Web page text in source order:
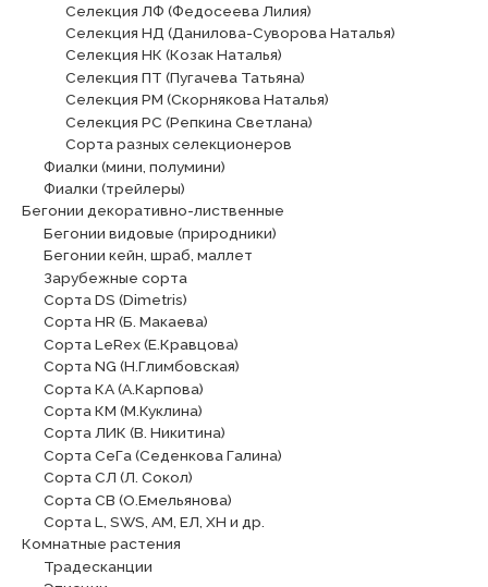
Селекция ЛФ (Федосеева Лилия)
Селекция НД (Данилова-Суворова Наталья)
Селекция НК (Козак Наталья)
Селекция ПТ (Пугачева Татьяна)
Селекция РМ (Скорнякова Наталья)
Селекция РС (Репкина Светлана)
Сорта разных селекционеров
Фиалки (мини, полумини)
Фиалки (трейлеры)
Бегонии декоративно-лиственные
Бегонии видовые (природники)
Бегонии кейн, шраб, маллет
Зарубежные сорта
Сорта DS (Dimetris)
Сорта HR (Б. Макаева)
Сорта LeRex (Е.Кравцова)
Сорта NG (Н.Глимбовская)
Сорта КА (А.Карпова)
Сорта КМ (М.Куклина)
Сорта ЛИК (В. Никитина)
Сорта СеГа (Седенкова Галина)
Сорта СЛ (Л. Сокол)
Сорта СВ (О.Емельянова)
Сорта L, SWS, АМ, ЕЛ, ХН и др.
Комнатные растения
Традесканции